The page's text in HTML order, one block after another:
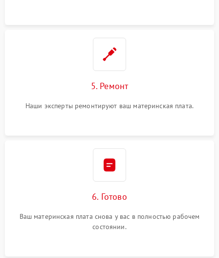
5. Ремонт
Наши эксперты ремонтируют ваш материнская плата.
6. Готово
Ваш материнская плата снова у вас в полностью рабочем
состоянии.